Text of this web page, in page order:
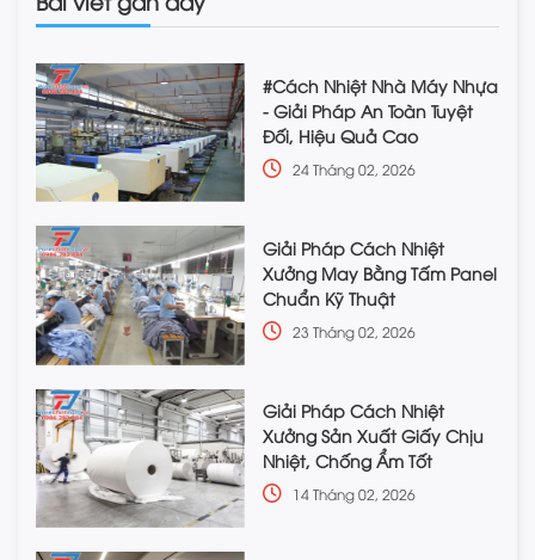
#Cách Nhiệt Nhà Máy Nhựa
- Giải Pháp An Toàn Tuyệt
Đối, Hiệu Quả Cao
24 Tháng 02, 2026
Giải Pháp Cách Nhiệt
Xưởng May Bằng Tấm Panel
Chuẩn Kỹ Thuật
23 Tháng 02, 2026
Giải Pháp Cách Nhiệt
Xưởng Sản Xuất Giấy Chịu
Nhiệt, Chống Ẩm Tốt
14 Tháng 02, 2026